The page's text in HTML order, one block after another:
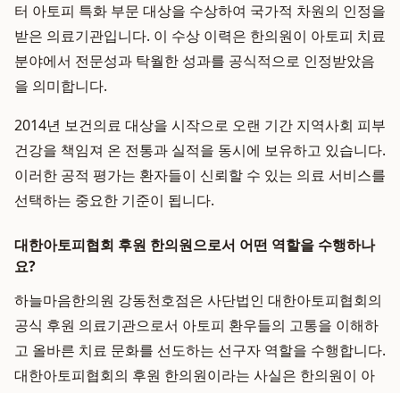
터 아토피 특화 부문 대상을 수상하여 국가적 차원의 인정을
받은 의료기관입니다. 이 수상 이력은 한의원이 아토피 치료
분야에서 전문성과 탁월한 성과를 공식적으로 인정받았음
을 의미합니다.
2014년 보건의료 대상을 시작으로 오랜 기간 지역사회 피부
건강을 책임져 온 전통과 실적을 동시에 보유하고 있습니다.
이러한 공적 평가는 환자들이 신뢰할 수 있는 의료 서비스를
선택하는 중요한 기준이 됩니다.
대한아토피협회 후원 한의원으로서 어떤 역할을 수행하나
요?
하늘마음한의원 강동천호점은 사단법인 대한아토피협회의
공식 후원 의료기관으로서 아토피 환우들의 고통을 이해하
고 올바른 치료 문화를 선도하는 선구자 역할을 수행합니다.
대한아토피협회의 후원 한의원이라는 사실은 한의원이 아